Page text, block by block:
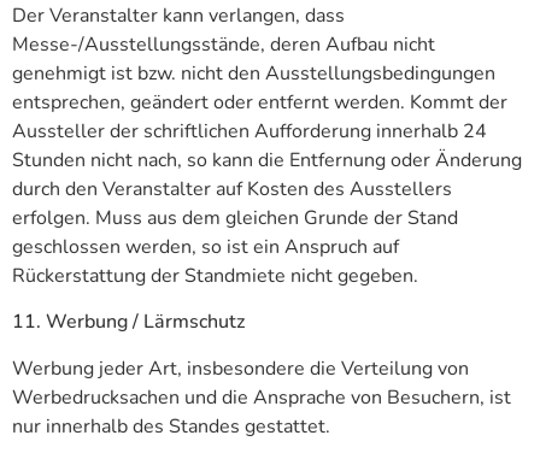
Der Veranstalter kann verlangen, dass
Messe-/Ausstellungsstände, deren Aufbau nicht
genehmigt ist bzw. nicht den Ausstellungsbedingungen
entsprechen, geändert oder entfernt werden. Kommt der
Aussteller der schriftlichen Aufforderung innerhalb 24
Stunden nicht nach, so kann die Entfernung oder Änderung
durch den Veranstalter auf Kosten des Ausstellers
erfolgen. Muss aus dem gleichen Grunde der Stand
geschlossen werden, so ist ein Anspruch auf
Rückerstattung der Standmiete nicht gegeben.
11. Werbung / Lärmschutz
Werbung jeder Art, insbesondere die Verteilung von
Werbedrucksachen und die Ansprache von Besuchern, ist
nur innerhalb des Standes gestattet.